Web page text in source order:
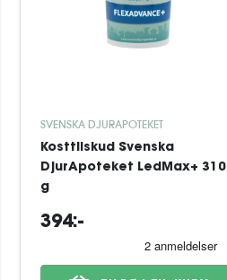
SVENSKA DJURAPOTEKET
Kosttilskud Svenska
DjurApoteket LedMax+ 310
g
394:-